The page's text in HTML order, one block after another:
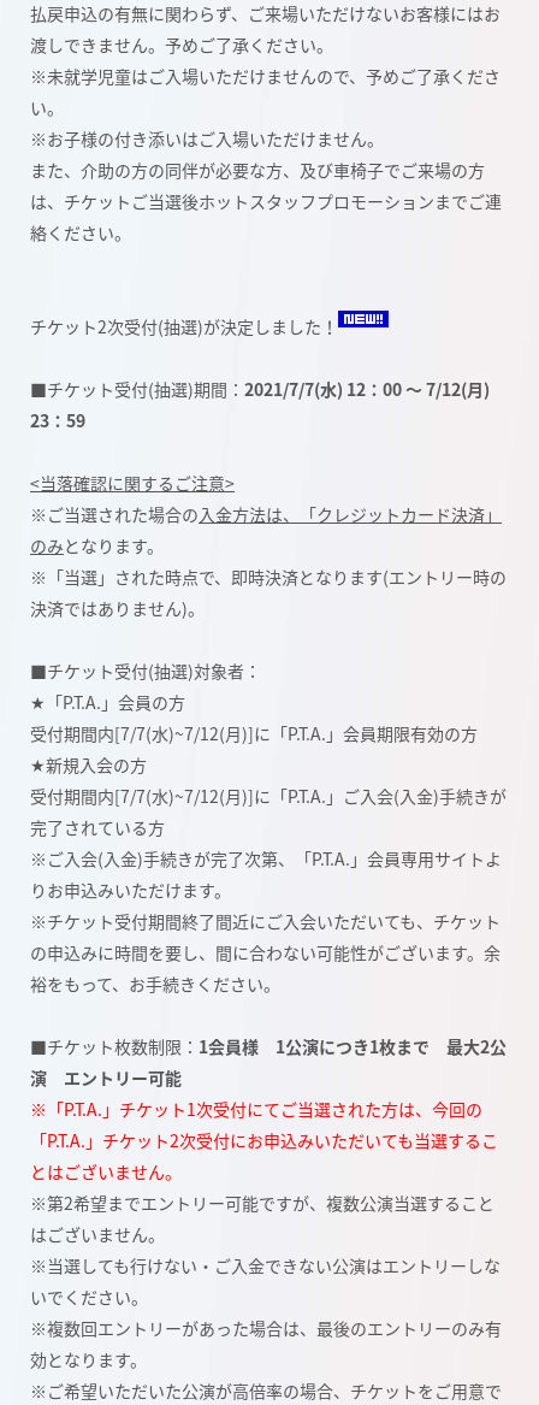
払戻申込の有無に関わらず、ご来場いただけないお客様にはお
渡しできません。予めご了承ください。
※未就学児童はご入場いただけませんので、予めご了承くださ
い。
※お子様の付き添いはご入場いただけません。
また、介助の方の同伴が必要な方、及び車椅子でご来場の方
は、チケットご当選後ホットスタッフプロモーションまでご連
絡ください。
チケット2次受付(抽選)が決定しました！
■チケット受付(抽選)期間： 2021/7/7(水) 12：00 ～ 7/12(月)
23：59
<当落確認に関するご注意>
※ご当選された場合の入金方法は、「クレジットカード決済」
のみとなります。
※「当選」された時点で、即時決済となります(エントリー時の
決済ではありません)。
■チケット受付(抽選)対象者：
★「P.T.A.」会員の方
受付期間内[7/7(水)~7/12(月)]に「P.T.A.」会員期限有効の方
★新規入会の方
受付期間内[7/7(水)~7/12(月)]に「P.T.A.」ご入会(入金)手続きが
完了されている方
※ご入会(入金)手続きが完了次第、「P.T.A.」会員専用サイトよ
りお申込みいただけます。
※チケット受付期間終了間近にご入会いただいても、チケット
の申込みに時間を要し、間に合わない可能性がございます。余
裕をもって、お手続きください。
■チケット枚数制限： 1会員様 1公演につき1枚まで 最大2公
演 エントリー可能
※「P.T.A.」チケット1次受付にてご当選された方は、今回の
「P.T.A.」チケット2次受付にお申込みいただいても当選するこ
とはございません。
※第2希望までエントリー可能ですが、複数公演当選すること
はございません。
※当選しても行けない・ご入金できない公演はエントリーしな
いでください。
※複数回エントリーがあった場合は、最後のエントリーのみ有
効となります。
※ご希望いただいた公演が高倍率の場合、チケットをご用意で